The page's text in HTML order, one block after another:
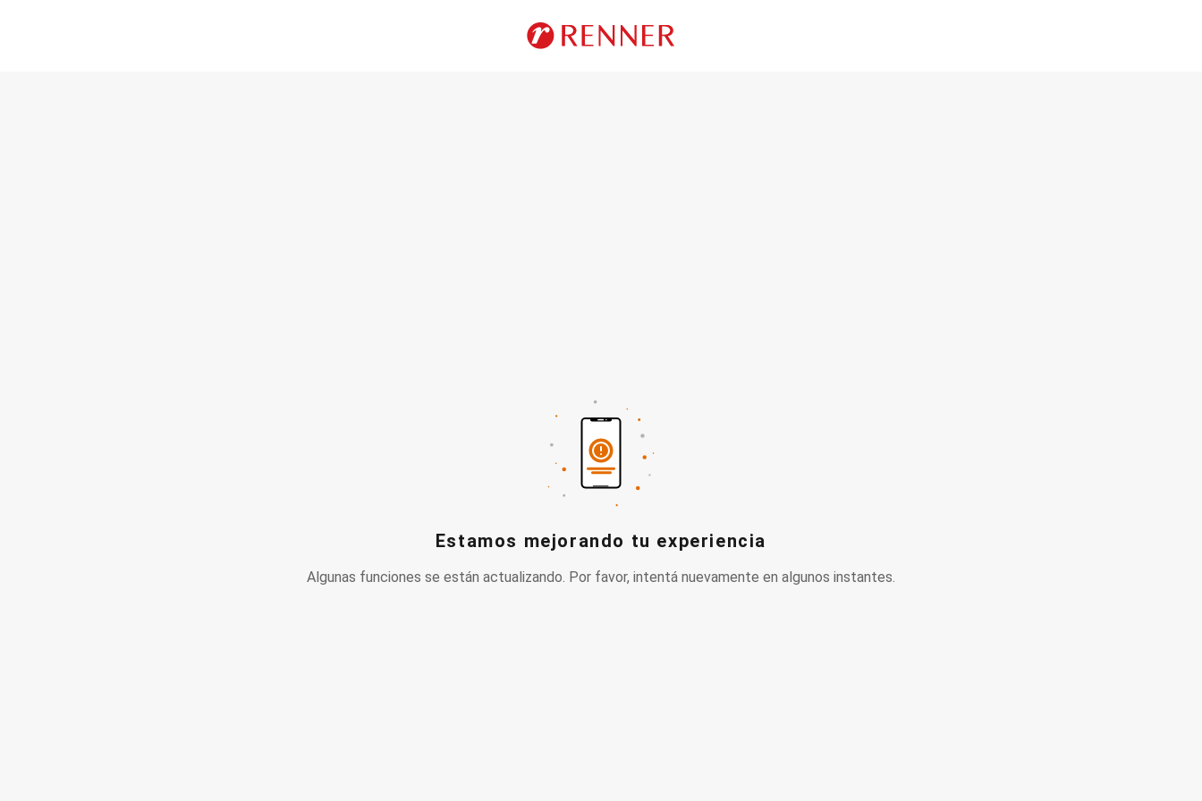
Estamos mejorando tu experiencia
Algunas funciones se están actualizando. Por favor, intentá nuevamente en algunos instantes.